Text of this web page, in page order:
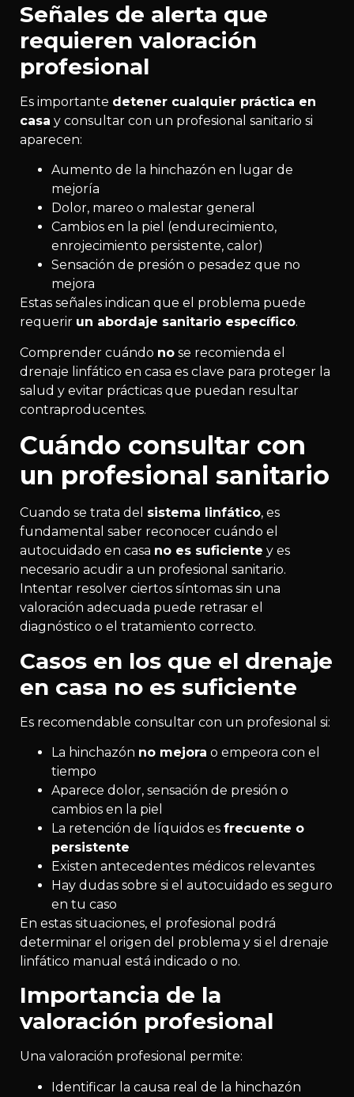
Señales de alerta que
requieren valoración
profesional
Es importante detener cualquier práctica en
casa y consultar con un profesional sanitario si
aparecen:
Aumento de la hinchazón en lugar de
mejoría
Dolor, mareo o malestar general
Cambios en la piel (endurecimiento,
enrojecimiento persistente, calor)
Sensación de presión o pesadez que no
mejora
Estas señales indican que el problema puede
requerir un abordaje sanitario específico.
Comprender cuándo no se recomienda el
drenaje linfático en casa es clave para proteger la
salud y evitar prácticas que puedan resultar
contraproducentes.
Cuándo consultar con
un profesional sanitario
Cuando se trata del sistema linfático, es
fundamental saber reconocer cuándo el
autocuidado en casa no es suficiente y es
necesario acudir a un profesional sanitario.
Intentar resolver ciertos síntomas sin una
valoración adecuada puede retrasar el
diagnóstico o el tratamiento correcto.
Casos en los que el drenaje
en casa no es suficiente
Es recomendable consultar con un profesional si:
La hinchazón no mejora o empeora con el
tiempo
Aparece dolor, sensación de presión o
cambios en la piel
La retención de líquidos es frecuente o
persistente
Existen antecedentes médicos relevantes
Hay dudas sobre si el autocuidado es seguro
en tu caso
En estas situaciones, el profesional podrá
determinar el origen del problema y si el drenaje
linfático manual está indicado o no.
Importancia de la
valoración profesional
Una valoración profesional permite:
Identificar la causa real de la hinchazón